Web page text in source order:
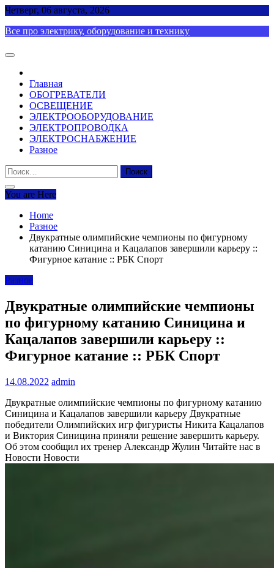
Skip
content
Четверг, 06 августа, 2026
Все про электрику, оборудование и технику
Главная
ОБОГРЕВАТЕЛИ
ОСВЕЩЕНИЕ
ЭЛЕКТРООБОРУДОВАНИЕ
ЭЛЕКТРОПРОВОДКА
ЭЛЕКТРОСНАБЖЕНИЕ
Разное
Найти:
You are Here
Home
Разное
Двукратные олимпийские чемпионы по фигурному
катанию Синицина и Кацалапов завершили карьеру ::
Фигурное катание :: РБК Спорт
Разное
Двукратные олимпийские чемпионы
по фигурному катанию Синицина и
Кацалапов завершили карьеру ::
Фигурное катание :: РБК Спорт
14.08.2022 admin
Двукратные олимпийские чемпионы по фигурному катанию
Синицина и Кацалапов завершили карьеру Двукратные
победители Олимпийских игр фигуристы Никита Кацалапов
и Виктория Синицина приняли решение завершить карьеру.
Об этом сообщил их тренер Александр Жулин Читайте нас в
Новости Новости